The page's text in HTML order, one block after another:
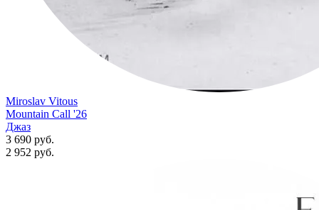
Miroslav Vitous
Mountain Call '26
Джаз
3 690 руб.
2 952 руб.